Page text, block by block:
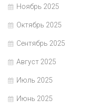
Ноябрь 2025
Октябрь 2025
Сентябрь 2025
Август 2025
Июль 2025
Июнь 2025